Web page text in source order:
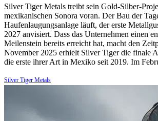
Silver Tiger Metals treibt sein Gold-Silber-
mexikanischen Sonora voran. Der Bau der
Haufenlaugungsanlage läuft, der erste
2027 anvisiert. Dass das Unternehmen einen
Meilenstein bereits erreicht hat, macht den
November 2025 erhielt Silver Tiger die finale
die erste ihrer Art in Mexiko seit 2019. Im
Silver Tiger Metals